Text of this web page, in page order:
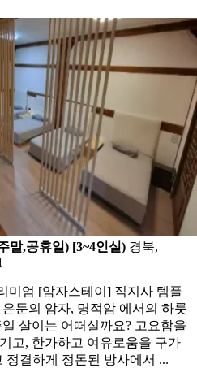
말,공휴일) [3~4인실) 경북,
미엄 [암자스테이] 직지사 템플
둔의 암자, 명적암 에서의 하룻
살이는 어떠실까요? 고요함을
고, 한가하고 여유로움을 구가
정결하게 정돈된 방사에서 ...